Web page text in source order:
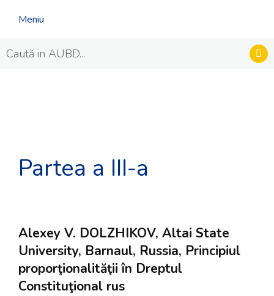
Meniu
Partea a III-a
Alexey V. DOLZHIKOV, Altai State
University, Barnaul, Russia, Principiul
proporţionalităţii în Dreptul
Constituţional rus